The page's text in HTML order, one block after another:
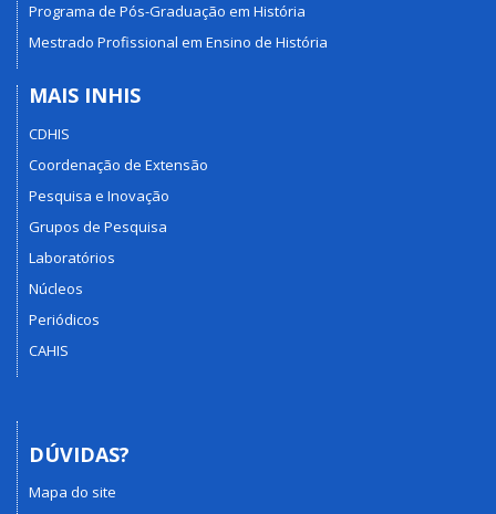
Programa de Pós-Graduação em História
Mestrado Profissional em Ensino de História
MAIS INHIS
CDHIS
Coordenação de Extensão
Pesquisa e Inovação
Grupos de Pesquisa
Laboratórios
Núcleos
Periódicos
CAHIS
DÚVIDAS?
Mapa do site